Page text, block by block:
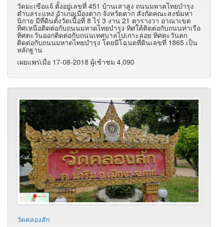
วัดมะเขือแจ้ ตั้งอยู่เลขที่ 451 บ้านเสาสูง ถนนมหาดไทยบำรุง
ตำบลระแหง อำเภอเมืองตาก จังหวัดตาก สังกัดคณะสงฆ์มหา
นิกาย มีที่ดินตั้งวัดเนื้อที่ 8 ไร่ 3 งาน 21 ตารางวา อาณาเขต
ทิศเหนือติดต่อกับถนนมหาดไทยบำรุง ทิศใต้ติดต่อกับถนนท่าเรือ
ทิศตะวันออกติดต่อกับถนนเทศบาลไปเกาะลอย ทิศตะวันตก
ติดต่อกับถนนมหาดไทยบำรุง โดยมีโฉนดที่ดินเลขที่ 1865 เป็น
หลักฐาน
เผยแพร่เมื่อ 17-08-2018 ผู้เช้าชม 4,090
วัดคลองสัก